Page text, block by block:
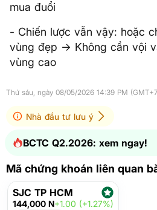
mua đuổi
- Chiến lược vẫn vậy: hoặc
vùng đẹp -> Không cần vội
vùng cao
Thứ sáu, ngày 08/05/2026 14:39 PM
Nhà đầu tư lưu ý
BCTC Q2.2026: xem ngay!
Mã chứng khoán liên quan
SJC TP HCM
144,000 N+1.00 (+1.27%)